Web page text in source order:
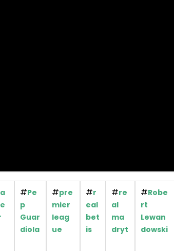
#Pe
p
Guar
diola
#pre
mier
leag
ue
#r
eal
bet
is
#re
al
ma
dryt
#Robe
rt
Lewan
dowski